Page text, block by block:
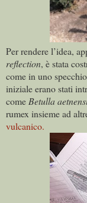
Per rendere l’idea,
reflection, è stata
come in uno
iniziale erano stati
comeBetulla
rumex insieme ad
vulcanico.